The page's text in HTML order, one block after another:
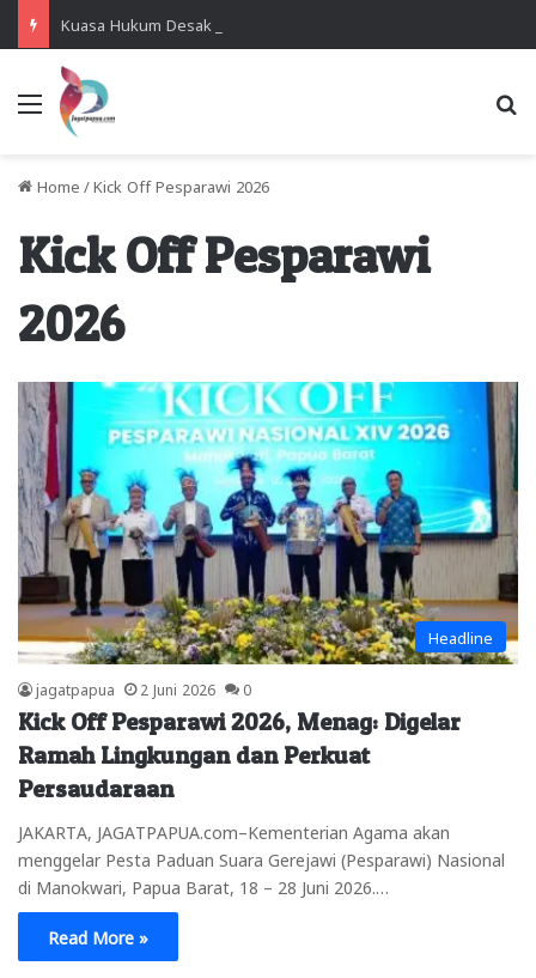
Menu
Home / Kick Off Pesparawi 2026
Kick Off Pesparawi
2026
Headline
jagatpapua 2 Juni 2026 0
Kick Off Pesparawi 2026, Menag: Digelar
Ramah Lingkungan dan Perkuat
Persaudaraan
JAKARTA, JAGATPAPUA.com–Kementerian Agama akan
menggelar Pesta Paduan Suara Gerejawi (Pesparawi) Nasional
di Manokwari, Papua Barat, 18 – 28 Juni 2026.…
Read More »